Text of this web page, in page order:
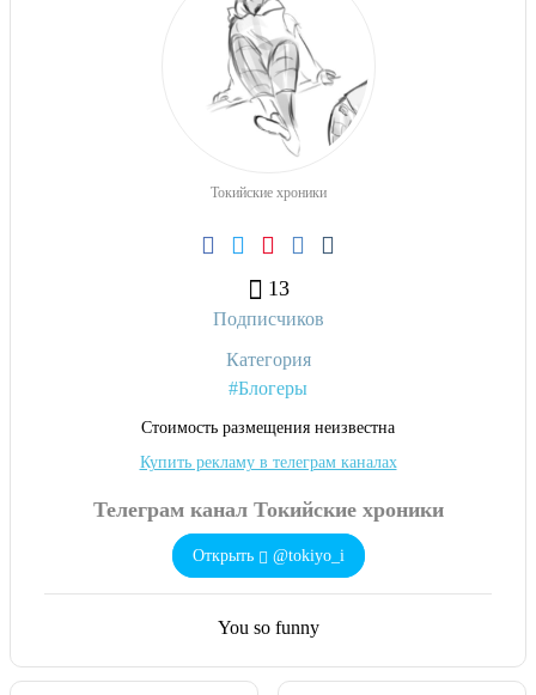
Токийские хроники
Телеграм канал Токийские хроники
Открыть @tokiyo_i
You so funny
13
Подписчиков
Категория
#Блогеры
Cтоимость размещения неизвестна
Купить рекламу в телеграм каналах